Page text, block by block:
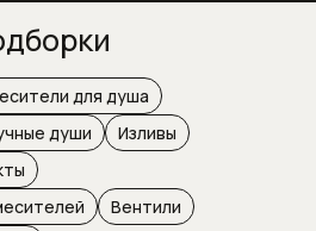
варочные
для душа
души
Изливы
Вентили